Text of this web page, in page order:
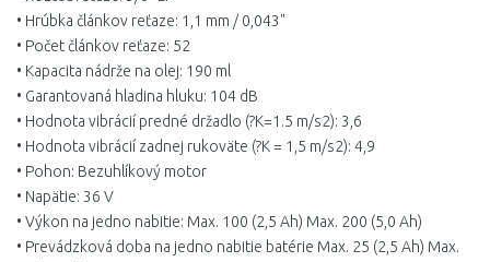
• Hrúbka článkov reťaze: 1,1 mm / 0,043"
• Počet článkov reťaze: 52
• Kapacita nádrže na olej: 190 ml
• Garantovaná hladina hluku: 104 dB
• Hodnota vibrácií predné držadlo (?K=1.5 m/s2): 3,6
• Hodnota vibrácií zadnej rukoväte (?K = 1,5 m/s2): 4,9
• Pohon: Bezuhlíkový motor
• Napätie: 36 V
• Výkon na jedno nabitie: Max. 100 (2,5 Ah) Max. 200 (5,0 Ah)
• Prevádzková doba na jedno nabitie batérie Max. 25 (2,5 Ah) Max.